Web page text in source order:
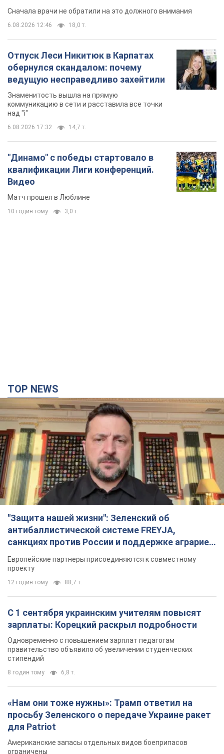
Сначала врачи не обратили на это должного внимания
6.08.2026 12:46 18,0 т.
Отпуск Леси Никитюк в Карпатах
обернулся скандалом: почему
ведущую несправедливо захейтили
Знаменитость вышла на прямую
коммуникацию в сети и расставила все точки
над "i"
6.08.2026 17:32 14,7 т.
"Динамо" с победы стартовало в
квалификации Лиги конференций.
Видео
Матч прошел в Люблине
10 годин тому 3,0 т.
TOP NEWS
"Защита нашей жизни": Зеленский об
антибаллистической системе FREYJA,
санкциях против России и поддержке аграриев.
Видео
Европейские партнеры присоединяются к совместному
проекту
12 годин тому 88,7 т.
С 1 сентября украинским учителям повысят
зарплаты: Корецкий раскрыл подробности
Одновременно с повышением зарплат педагогам
правительство объявило об увеличении студенческих
стипендий
8 годин тому 6,8 т.
«Нам они тоже нужны»: Трамп ответил на
просьбу Зеленского о передаче Украине ракет
для Patriot
Американские запасы отдельных видов боеприпасов
ограничены